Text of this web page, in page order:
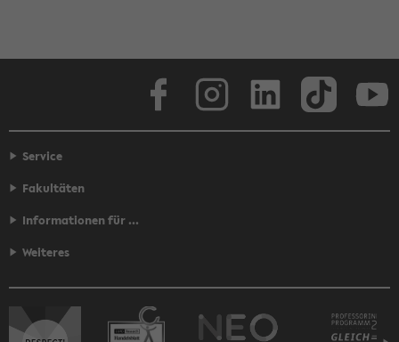
Face­book
Service
Fakultäten
Informationen für ...
Weiteres